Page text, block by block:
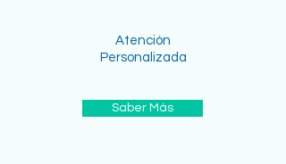
Atención
Personalizada
Saber Más